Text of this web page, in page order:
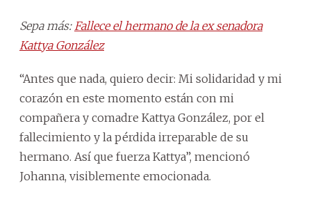
Sepa más: Fallece el hermano de la ex senadora
Kattya González
“Antes que nada, quiero decir: Mi solidaridad y mi
corazón en este momento están con mi
compañera y comadre Kattya González, por el
fallecimiento y la pérdida irreparable de su
hermano. Así que fuerza Kattya”, mencionó
Johanna, visiblemente emocionada.